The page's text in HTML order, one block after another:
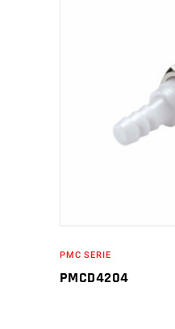
IN DEN
PMC SERIE
PMCD4204